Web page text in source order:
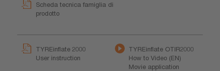
Scheda tecnica famiglia di
prodotto
TYREinflate 2000
User instruction
TYREinflate OTIR2000
How to Video (EN)
Movie application